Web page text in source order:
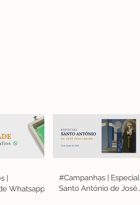
|
Whatsapp
#Campanhas | Especial
Santo António de José